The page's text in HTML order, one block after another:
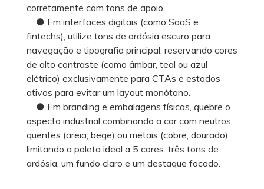
corretamente com tons de apoio.
● Em interfaces digitais (como SaaS e
fintechs), utilize tons de ardósia escuro para
navegação e tipografia principal, reservando cores
de alto contraste (como âmbar, teal ou azul
elétrico) exclusivamente para CTAs e estados
ativos para evitar um layout monótono.
● Em branding e embalagens físicas, quebre o
aspecto industrial combinando a cor com neutros
quentes (areia, bege) ou metais (cobre, dourado),
limitando a paleta ideal a 5 cores: três tons de
ardósia, um fundo claro e um destaque focado.